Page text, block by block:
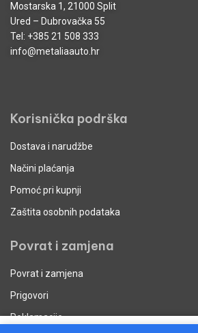
Mostarska 1, 21000 Split
Ured – Dubrovačka 55
Tel: +385 21 508 333
info@metaliaauto.hr
Korisnička podrška
Dostava i narudžbe
Načini plaćanja
Pomoć pri kupnji
Zaštita osobnih podataka
Povrat i zamjena
Povrat i zamjena
Prigovori
Reklamacije